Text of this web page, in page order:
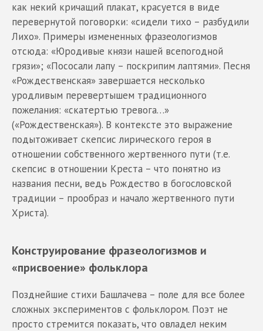
как некий кричащий плакат, красуется в виде
перевернутой поговорки: «сидели тихо – разбудили
Лихо». Примеры измененных фразеологизмов
отсюда: «Юродивые князи нашей всепогодной
грязи»; «Пососали лапу – поскрипим лаптями». Песня
«Рождественская» завершается несколько
уродливым перевертышем традиционного
пожелания: «скатертью тревога…»
(«Рождественская»). В контексте это выражение
подытоживает скепсис лирического героя в
отношении собственного жертвенного пути (т.е.
скепсис в отношении Креста – что понятно из
названия песни, ведь Рождество в богословской
традиции – прообраз и начало жертвенного пути
Христа).
Конструирование фразеологизмов и
«присвоение» фольклора
Позднейшие стихи Башлачева – поле для все более
сложных экспериментов с фольклором. Поэт не
просто стремится показать, что овладел неким